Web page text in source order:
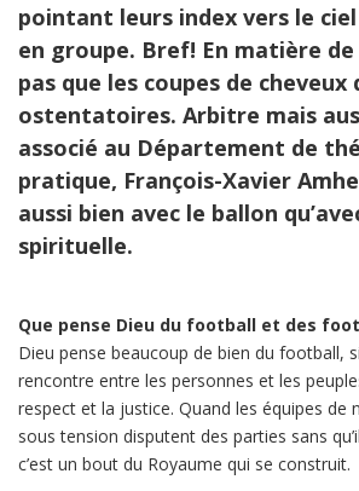
pointant leurs index vers le
en groupe. Bref! En matière
pas que les coupes de cheveux
ostentatoires. Arbitre mais
associé au Département de
pratique, François-Xavier
aussi bien avec le ballon
spirituelle.
Que pense Dieu du football et des
Dieu pense beaucoup de bien du football,
rencontre entre les personnes et les
respect et la justice. Quand les équipes de
sous tension disputent des parties sans
c’est un bout du Royaume qui se construit.